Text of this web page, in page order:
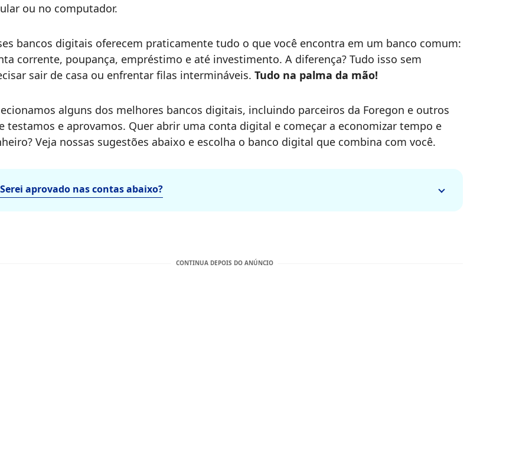
ou no computador.
bancos digitais oferecem praticamente tudo o que você encontra em um banco comum:
corrente, poupança, empréstimo e até investimento. A diferença? Tudo isso sem
sair de casa ou enfrentar filas intermináveis. Tudo na palma da mão!
alguns dos melhores bancos digitais, incluindo parceiros da Foregon e outros
testamos e aprovamos. Quer abrir uma conta digital e começar a economizar tempo e
Veja nossas sugestões abaixo e escolha o banco digital que combina com você.
Serei aprovado nas contas abaixo?